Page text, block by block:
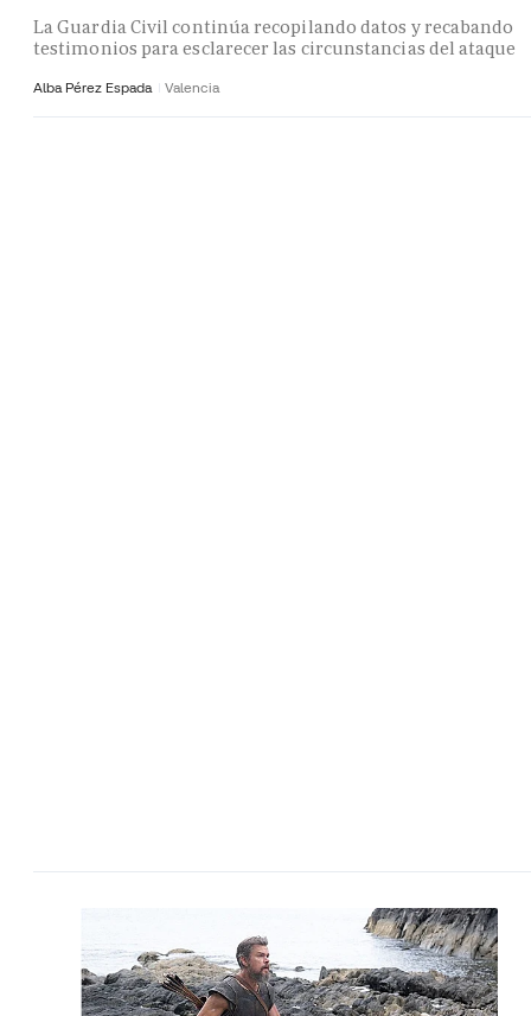
La Guardia Civil continúa recopilando datos y recabando
testimonios para esclarecer las circunstancias del ataque
Alba Pérez Espada Valencia